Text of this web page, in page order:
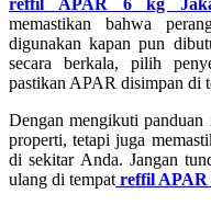
memastikan bahwa
digunakan kapan pun
secara berkala, pilih
pastikan APAR disimpan di
Dengan mengikuti
properti, tetapi juga
di sekitar Anda. Jangan
ulang di tempat reffil APAR